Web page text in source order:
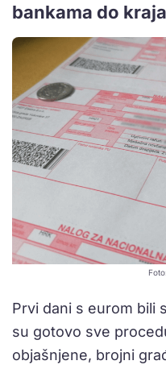
bankama do
Prvi dani s eurom bili
su gotovo sve
objašnjene, brojni